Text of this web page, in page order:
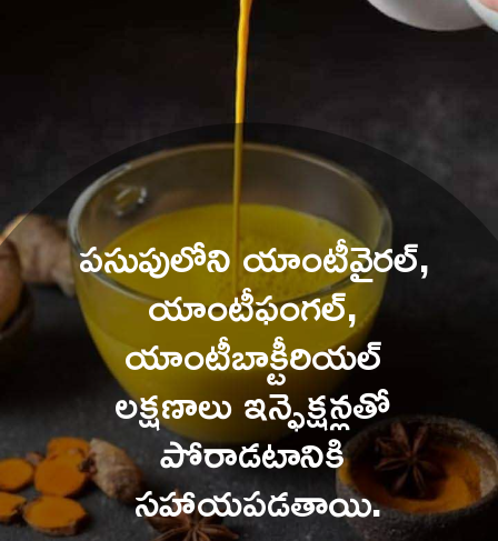
పసుపులోని యాంటీవైరల్,
యాంటీఫంగల్,
యాంటీబాక్టీరియల్
లక్షణాలు ఇన్ఫెక్షన్లతో
పోరాడటానికి
సహాయపడతాయి.